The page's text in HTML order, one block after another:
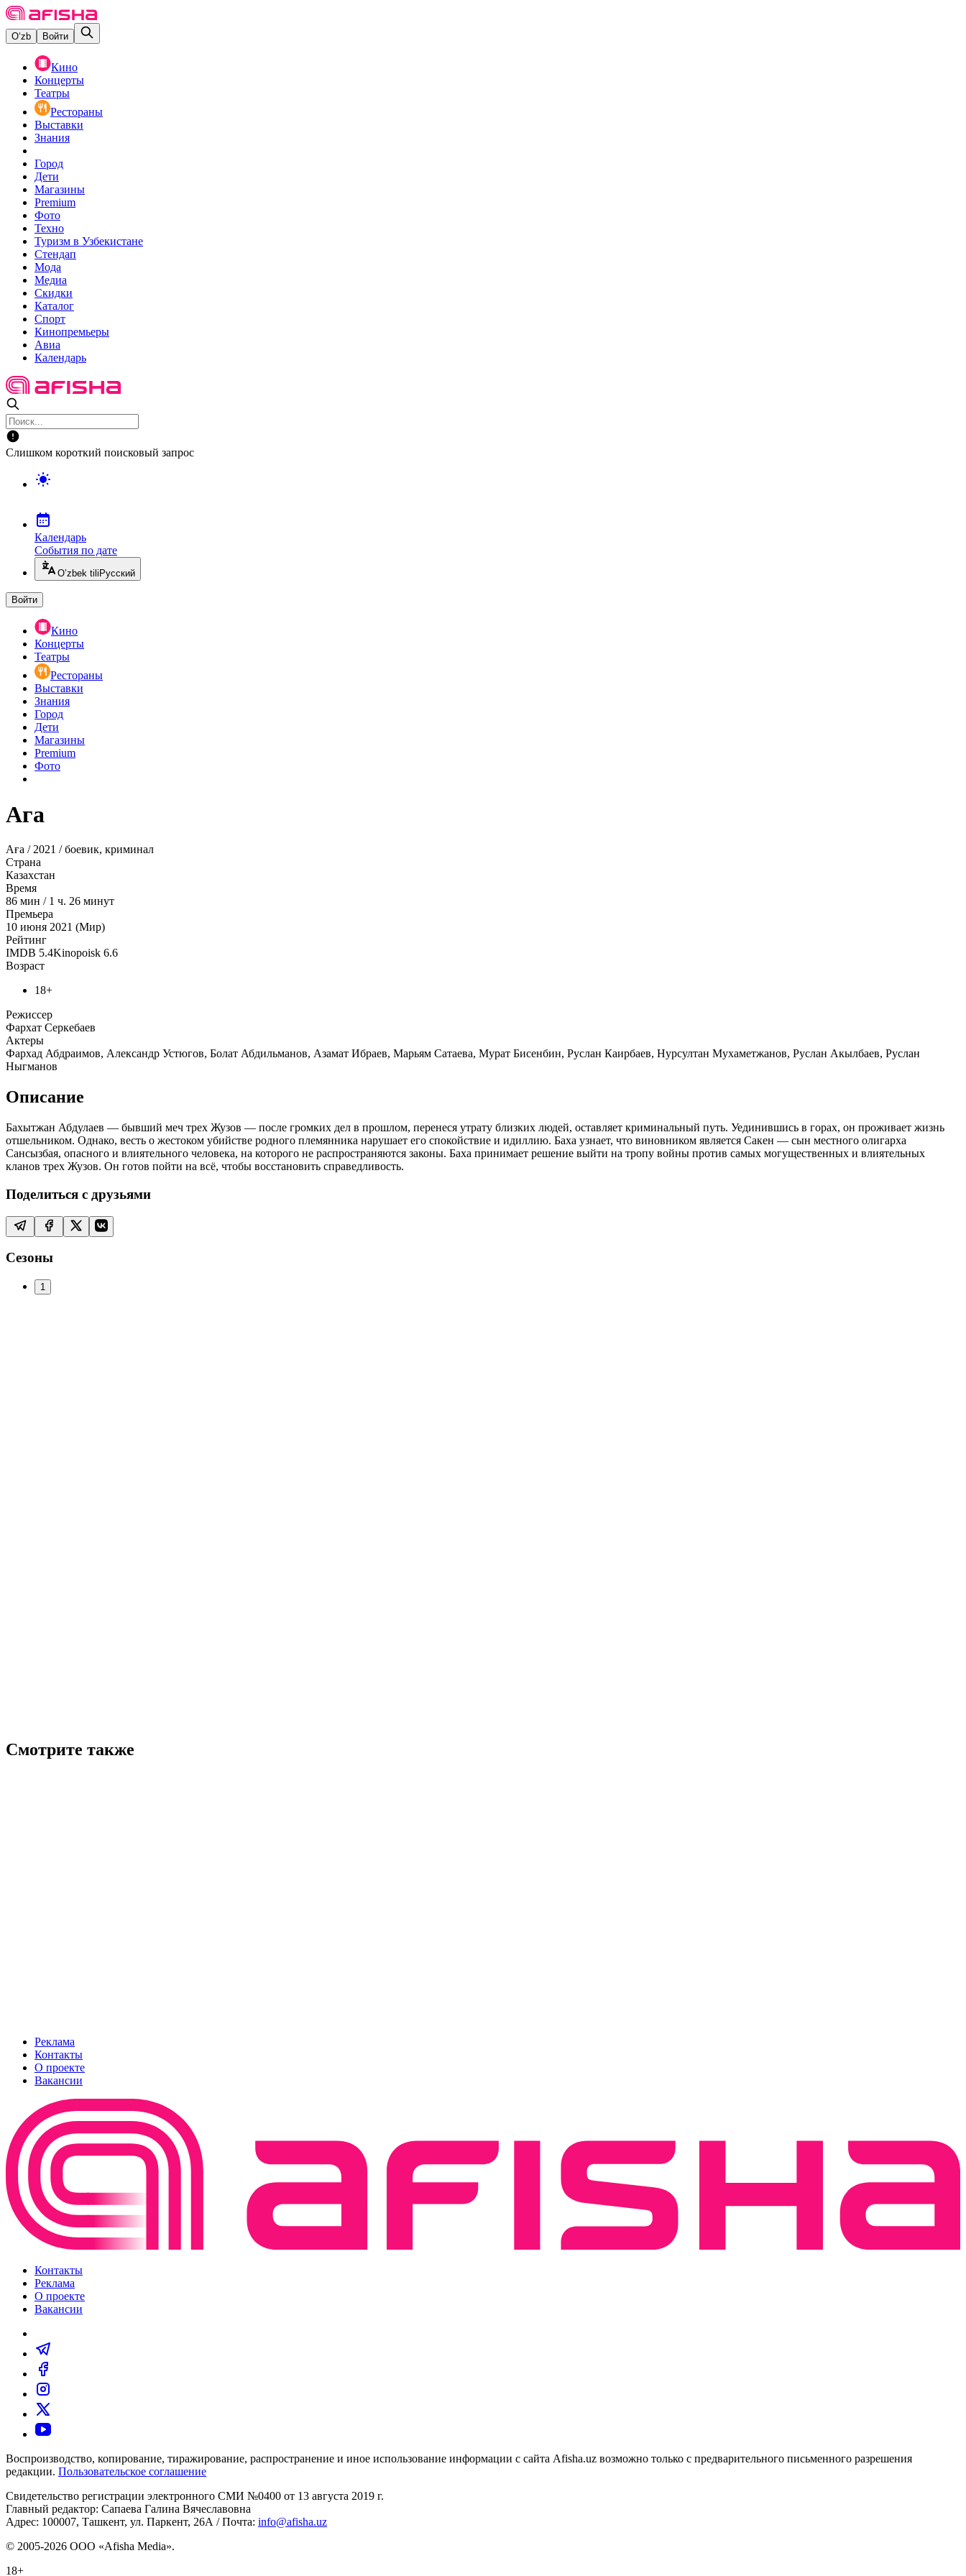
O‘zb Войти
Кино
Концерты
Театры
Рестораны
Выставки
Знания
Город
Дети
Магазины
Premium
Фото
Техно
Туризм в Узбекистане
Стендап
Мода
Медиа
Скидки
Каталог
Спорт
Кинопремьеры
Авиа
Календарь
Слишком короткий поисковый запрос
Календарь
События по дате
O’zbek tili Русский
Войти
Кино
Концерты
Театры
Рестораны
Выставки
Знания
Город
Дети
Магазины
Premium
Фото
Ага
Аға / 2021 / боевик, криминал
Страна
Казахстан
Время
86 мин / 1 ч. 26 минут
Премьера
10 июня 2021 (Мир)
Рейтинг
IMDB 5.4Kinopoisk 6.6
Возраст
18+
Режиссер
Фархат Серкебаев
Актеры
Фархад Абдраимов, Александр Устюгов, Болат Абдильманов, Азамат Ибраев, Марьям Сатаева, Мурат Бисенбин, Руслан Каирбаев, Нурсултан Мухаметжанов, Руслан Акылбаев, Руслан
Ныгманов
Описание
Бахытжан Абдулаев — бывший меч трех Жузов — после громких дел в прошлом, перенеся утрату близких людей, оставляет криминальный путь. Уединившись в горах, он проживает жизнь
отшельником. Однако, весть о жестоком убийстве родного племянника нарушает его спокойствие и идиллию. Баха узнает, что виновником является Сакен — сын местного олигарха
Сансызбая, опасного и влиятельного человека, на которого не распространяются законы. Баха принимает решение выйти на тропу войны против самых могущественных и влиятельных
кланов трех Жузов. Он готов пойти на всё, чтобы восстановить справедливость.
Поделиться с друзьями
Сезоны
1
Смотрите также
Реклама
Контакты
О проекте
Вакансии
Контакты
Реклама
О проекте
Вакансии
Воспроизводство, копирование, тиражирование, распространение и иное использование информации с сайта Afisha.uz возможно только с предварительного письменного разрешения
редакции. Пользовательское соглашение
Свидетельство регистрации электронного СМИ №0400 от 13 августа 2019 г.
Главный редактор: Сапаева Галина Вячеславовна
Адрес: 100007, Ташкент, ул. Паркент, 26А / Почта: info@afisha.uz
© 2005-2026 ООО «Afisha Media».
18+